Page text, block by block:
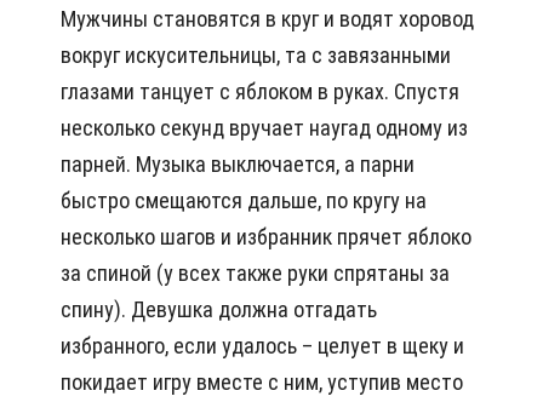
Мужчины становятся в круг и водят хоровод
вокруг искусительницы, та с завязанными
глазами танцует с яблоком в руках. Спустя
несколько секунд вручает наугад одному из
парней. Музыка выключается, а парни
быстро смещаются дальше, по кругу на
несколько шагов и избранник прячет яблоко
за спиной (у всех также руки спрятаны за
спину). Девушка должна отгадать
избранного, если удалось – целует в щеку и
покидает игру вместе с ним, уступив место